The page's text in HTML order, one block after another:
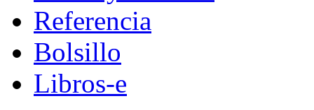
Referencia
Bolsillo
Libros-e